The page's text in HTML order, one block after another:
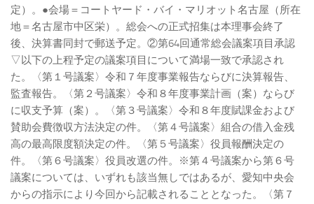
定）。●会場＝コートヤード・バイ・マリオット名古屋（所在
地＝名古屋市中区栄）。総会への正式招集は本理事会終了
後、決算書同封で郵送予定。②第64回通常総会議案項目承認
▽以下の上程予定の議案項目について満場一致で承認され
た。〈第１号議案〉令和７年度事業報告ならびに決算報告、
監査報告。〈第２号議案〉令和８年度事業計画（案）ならび
に収支予算（案）。〈第３号議案〉令和８年度賦課金および
賛助会費徴収方法決定の件。〈第４号議案〉組合の借入金残
高の最高限度額決定の件。〈第５号議案〉役員報酬決定の
件。〈第６号議案〉役員改選の件。※第４号議案から第６号
議案については、いずれも該当無しではあるが、愛知中央会
からの指示により今回から記載されることとなった。〈第７